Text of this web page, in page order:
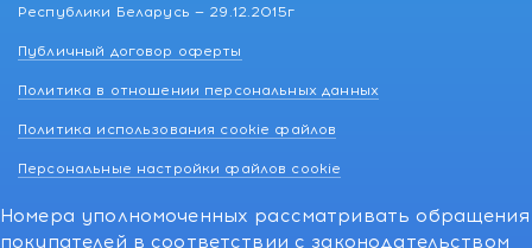
Республики Беларусь — 29.12.2015г
Публичный договор оферты
Политика в отношении персональных данных
Политика использования cookie файлов
Персональные настройки файлов cookie
Номера уполномоченных рассматривать обращения
покупателей в соответствии с законодательством